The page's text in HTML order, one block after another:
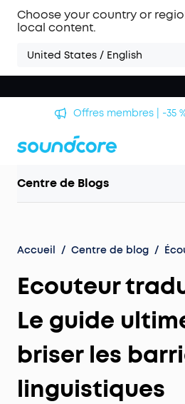
Choose your country or
local content.
United States / English
Offres membres | -35
Centre de Blogs
Accueil / Centre de blog /
Ecouteur
Le guide
briser les
linguistiques